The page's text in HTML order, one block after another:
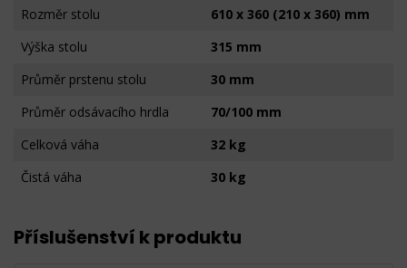
Rozměr stolu
610 x 360 (210 x 360) mm
Výška stolu
315 mm
Průměr prstenu stolu
30 mm
Průměr odsávacího hrdla
70/100 mm
Celková váha
32 kg
Čistá váha
30 kg
Příslušenství k produktu